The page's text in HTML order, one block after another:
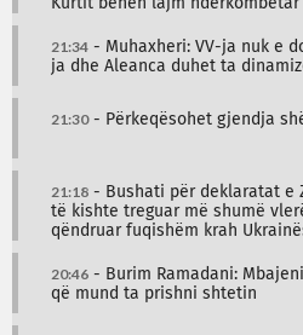
21:34 - Muhaxheri: VV-ja nuk e
ja dhe Aleanca duhet ta
21:30- Përkeqësohet gjendja
21:18 - Bushati për deklaratat e
të kishte treguar më shumë
qëndruar fuqishëm krah
20:46 - Burim Ramadani:
që mund ta prishni shtetin